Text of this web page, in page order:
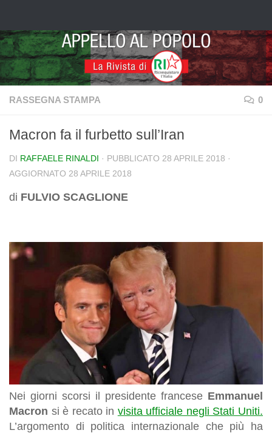
RASSEGNA STAMPA 0
Macron fa il furbetto sull’Iran
DI RAFFAELE RINALDI · PUBBLICATO 28 APRILE 2018 ·
AGGIORNATO 28 APRILE 2018
di FULVIO SCAGLIONE
Nei giorni scorsi il presidente francese Emmanuel
Macron si è recato in visita ufficiale negli Stati Uniti.
L’argomento di politica internazionale che più ha